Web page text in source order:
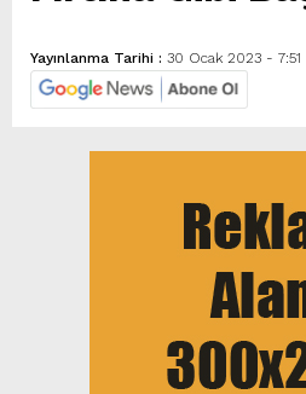
Yayınlanma Tarihi : 30 Ocak 2023 - 7:51